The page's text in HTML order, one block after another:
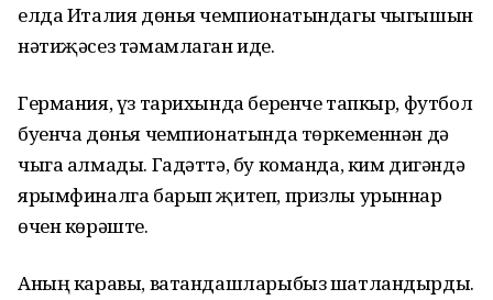
елда Италия дөнья чемпионатындагы чыгышын
нәтиҗәсез тәмамлаган иде.
Германия, үз тарихында беренче тапкыр, футбол
буенча дөнья чемпионатында төркеменнән дә
чыга алмады. Гадәттә, бу команда, ким дигәндә
ярымфиналга барып җитеп, призлы урыннар
өчен көрәште.
Аның каравы, ватандашларыбыз шатландырды.